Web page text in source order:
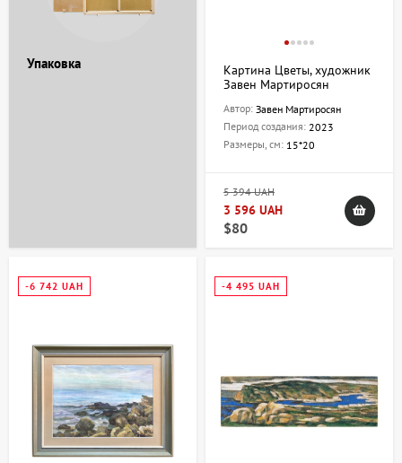
Упаковка
Картина Цветы, художник
Завен Мартиросян
Автор: Завен Мартиросян
Период создания: 2023
Размеры, см: 15*20
5 394 UAH
3 596 UAH
$80
-6 742 UAH -4 495 UAH